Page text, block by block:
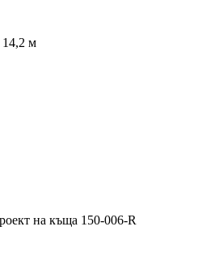
14,2 м
на къща 150-006-R